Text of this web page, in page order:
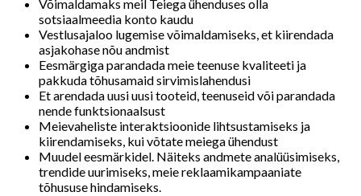
Võimaldamaks meil Teiega ühenduses olla
sotsiaalmeedia konto kaudu
Vestlusajaloo lugemise võimaldamiseks, et kiirendada
asjakohase nõu andmist
Eesmärgiga parandada meie teenuse kvaliteeti ja
pakkuda tõhusamaid sirvimislahendusi
Et arendada uusi uusi tooteid, teenuseid või parandada
nende funktsionaalsust
Meievaheliste interaktsioonide lihtsustamiseks ja
kiirendamiseks, kui võtate meiega ühendust
Muudel eesmärkidel. Näiteks andmete analüüsimiseks,
trendide uurimiseks, meie reklaamikampaaniate
tõhususe hindamiseks.